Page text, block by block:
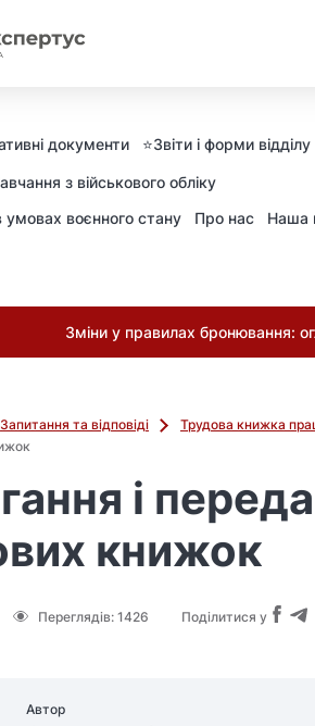
документи ⭐️Звіти і форми
з військового обліку
умовах воєнного стану Про нас Наша
Зміни у правилах бронювання:
Запитання та відповіді Трудова книжка
і
книжок
Переглядів: 1426 Поділитися у
Автор